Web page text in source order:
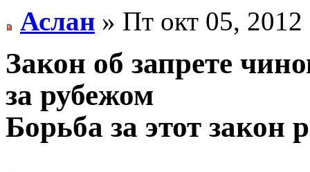
Аслан » Пт окт 05, 2012
Закон об запрете
за рубежом
Борьба за этот закон